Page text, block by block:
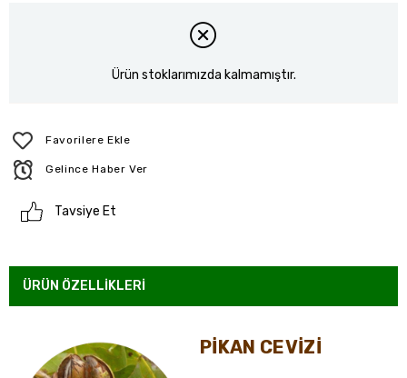
Ürün stoklarımızda kalmamıştır.
Favorilere Ekle
Gelince Haber Ver
Tavsiye Et
ÜRÜN ÖZELLIKLERI
PİKAN CEVİZİ